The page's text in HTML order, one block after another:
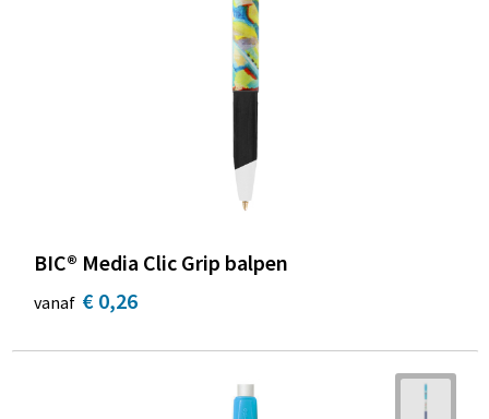
BIC® Media Clic Grip balpen
vanaf € 0,26